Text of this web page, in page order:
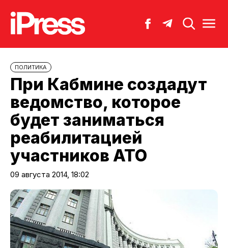
ПОЛИТИКА
При Кабмине создадут
ведомство, которое
будет заниматься
реабилитацией
участников АТО
09 августа 2014, 18:02